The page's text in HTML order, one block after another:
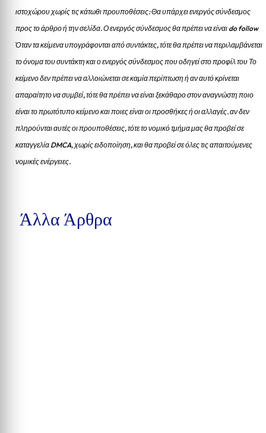
ιστοχώρου χωρίς τις κάτωθι προυποθέσεις: Θα υπάρχει ενεργός σύνδεσμος
προς το άρθρο ή την σελίδα.Ο ενεργός σύνδεσμος θα πρέπει να είναι do follow
Όταν τα κείμενα υπογράφονται από συντάκτες, τότε θα πρέπει να περιλαμβάνεται
το όνομα του συντάκτη και ο ενεργός σύνδεσμος που οδηγεί στο προφίλ του Το
κείμενο δεν πρέπει να αλλοιώνεται σε καμία περίπτωση ή αν αυτό κρίνεται
απαραίτητο να συμβεί, τότε θα πρέπει να είναι ξεκάθαρο στον αναγνώστη ποιο
είναι το πρωτότυπο κείμενο και ποιες είναι οι προσθήκες ή οι αλλαγές. αν δεν
πληρούνται αυτές οι προυποθέσεις, τότε το νομικό τμήμα μας θα προβεί σε
καταγγελία DMCA, χωρίς ειδοποίηση, και θα προβεί σε όλες τις απαιτούμενες
νομικές ενέργειες.
Άλλα Άρθρα